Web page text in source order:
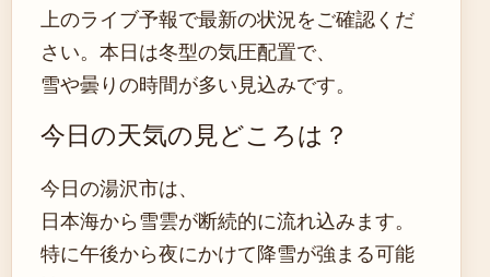
上のライブ予報で最新の状況をご確認くだ
さい。本日は冬型の気圧配置で、
雪や曇りの時間が多い見込みです。
今日の天気の見どころは？
今日の湯沢市は、
日本海から雪雲が断続的に流れ込みます。
特に午後から夜にかけて降雪が強まる可能